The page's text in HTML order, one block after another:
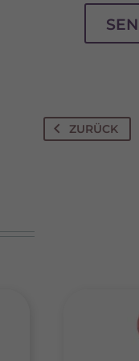
ZURÜCK
keiner